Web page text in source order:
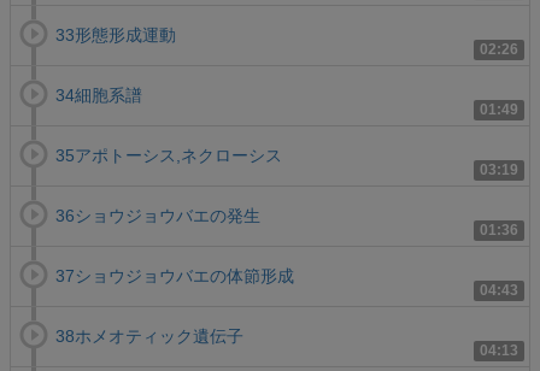
02:26
33形態形成運動
01:49
34細胞系譜
03:19
35アポトーシス,ネクローシス
01:36
36ショウジョウバエの発生
04:43
37ショウジョウバエの体節形成
04:13
38ホメオティック遺伝子